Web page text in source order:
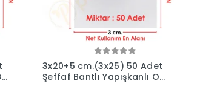
3x20+5 cm.(3x25) 50 Adet
Şeffaf Bantlı Yapışkanlı OPP